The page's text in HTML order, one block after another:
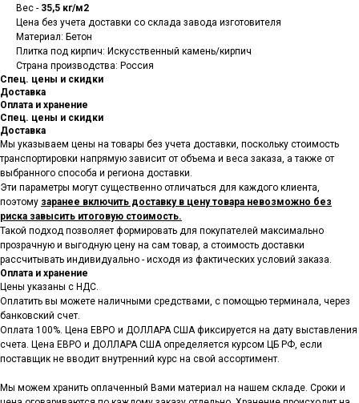
Вес - 35,5 кг/м2
Цена без учета доставки со склада завода изготовителя
Материал: Бетон
Плитка под кирпич: Искусственный камень/кирпич
Страна производства: Россия
Спец. цены и скидки
Доставка
Оплата и хранение
Спец. цены и скидки
Доставка
Мы указываем цены на товары без учета доставки, поскольку стоимость
транспортировки напрямую зависит от объема и веса заказа, а также от
выбранного способа и региона доставки.
Эти параметры могут существенно отличаться для каждого клиента,
поэтому заранее включить доставку в цену товара невозможно без
риска завысить итоговую стоимость.
Такой подход позволяет формировать для покупателей максимально
прозрачную и выгодную цену на сам товар, а стоимость доставки
рассчитывать индивидуально - исходя из фактических условий заказа.
Оплата и хранение
Цены указаны с НДС.
Оплатить вы можете наличными средствами, с помощью терминала, через
банковский счет.
Оплата 100%. Цена ЕВРО и ДОЛЛАРА США фиксируется на дату выставления
счета. Цена ЕВРО и ДОЛЛАРА США определяется курсом ЦБ РФ, если
поставщик не вводит внутренний курс на свой ассортимент.
Мы можем хранить оплаченный Вами материал на нашем складе. Сроки и